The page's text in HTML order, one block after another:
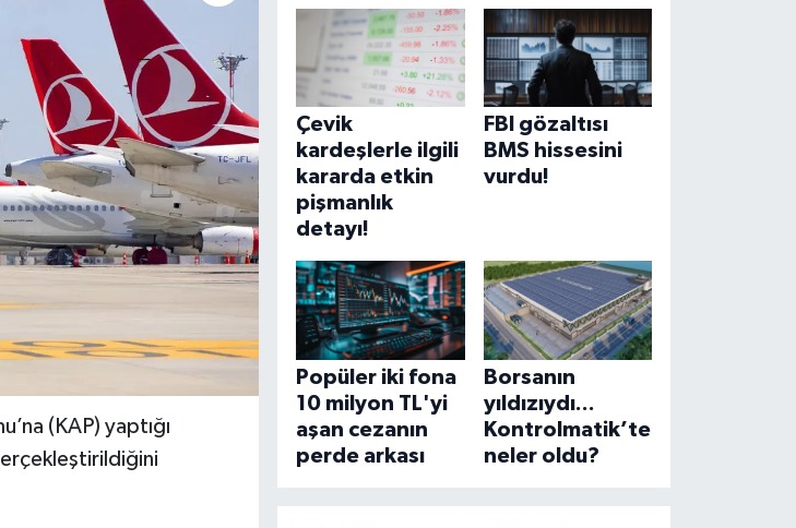
(KAP) yaptığı
Çevik
kardeşlerle ilgili
kararda etkin
pişmanlık
detayı!
FBI gözaltısı
BMS hissesini
vurdu!
Popüler iki fona
10 milyon TL'yi
aşan cezanın
perde arkası
Borsanın
yıldızıydı...
Kontrolmatik’te
neler oldu?